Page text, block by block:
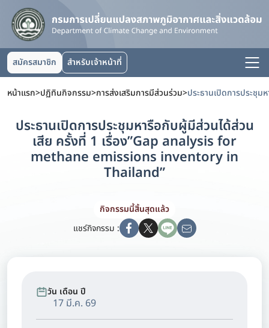
สมัครสมาชิก สำหรับเจ้าหน้าที่
หน้าแรก>ปฏิทินกิจกรรม>การส่งเสริมการมีส่วนร่วม>
ประธานเปิดการประชุมหารือกับผู้มีส่วนได้ส่วน
เสีย ครั้งที่ 1 เรื่อง”Gap analysis for
methane emissions inventory in
Thailand”
กิจกรรมนี้สิ้นสุดแล้ว
แชร์กิจกรรม :
วัน เดือน ปี
17 มี.ค. 69